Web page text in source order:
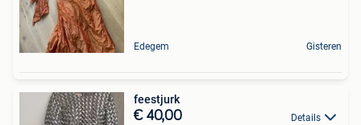
Edegem Gisteren
feestjurk
€ 40,00 Details